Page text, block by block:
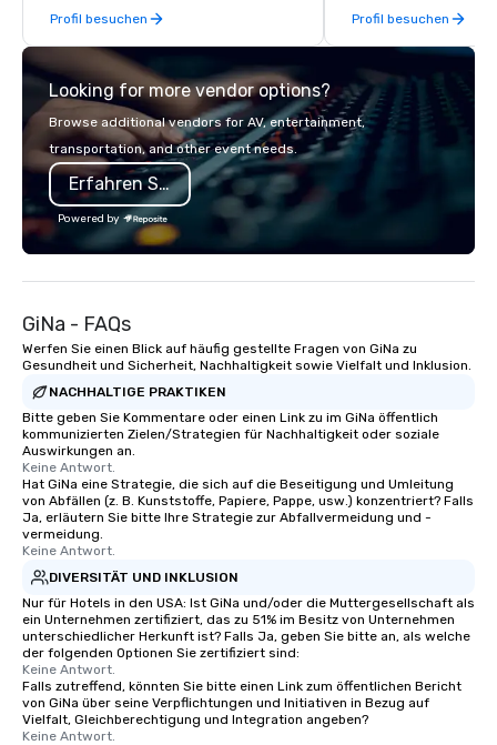
late model luxury vehicles to the
highly experienced and professional
team of chauffeurs and support staff;
you will know quality when you travel
with La Costa Limousine.
Profil besuchen Profil besuchen
Looking for more vendor options?
Browse additional vendors for AV, entertainment,
transportation, and other event needs.
Erfahren Sie mehr
Powered by
GiNa - FAQs
Werfen Sie einen Blick auf häufig gestellte Fragen von GiNa zu
Gesundheit und Sicherheit, Nachhaltigkeit sowie Vielfalt und Inklusion.
NACHHALTIGE PRAKTIKEN
Bitte geben Sie Kommentare oder einen Link zu im GiNa öffentlich
kommunizierten Zielen/Strategien für Nachhaltigkeit oder soziale
Auswirkungen an.
Keine Antwort.
Hat GiNa eine Strategie, die sich auf die Beseitigung und Umleitung
von Abfällen (z. B. Kunststoffe, Papiere, Pappe, usw.) konzentriert? Falls
Ja, erläutern Sie bitte Ihre Strategie zur Abfallvermeidung und -
vermeidung.
Keine Antwort.
DIVERSITÄT UND INKLUSION
Nur für Hotels in den USA: Ist GiNa und/oder die Muttergesellschaft als
ein Unternehmen zertifiziert, das zu 51% im Besitz von Unternehmen
unterschiedlicher Herkunft ist? Falls Ja, geben Sie bitte an, als welche
der folgenden Optionen Sie zertifiziert sind:
Keine Antwort.
Falls zutreffend, könnten Sie bitte einen Link zum öffentlichen Bericht
von GiNa über seine Verpflichtungen und Initiativen in Bezug auf
Vielfalt, Gleichberechtigung und Integration angeben?
Keine Antwort.